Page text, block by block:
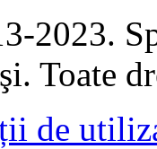
2023.
Toate
de